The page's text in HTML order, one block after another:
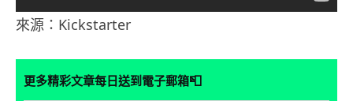
來源：Kickstarter
更多精彩文章每日送到電子郵箱📮